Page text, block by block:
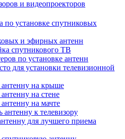
и видеопроекторов
по установке спутниковых
и эфирных антенн
спутникового ТВ
по установке антенн
для установки телевизионной
антенну на крыше
на стене
на мачте
к телевизору
для лучшего приема